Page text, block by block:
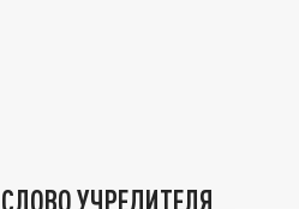
СЛОВО УЧРЕДИТЕЛЯ